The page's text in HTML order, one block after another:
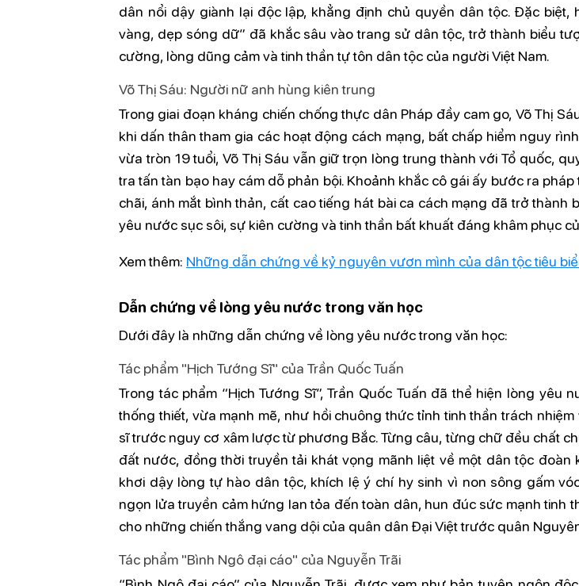
dân nổi dậy giành lại độc lập, khẳng định chủ quyền dân tộc. Đặc biệt,
vàng, dẹp sóng dữ” đã khắc sâu vào trang sử dân tộc, trở thành biểu
cường, lòng dũng cảm và tinh thần tự tôn dân tộc của người Việt Nam.
Võ Thị Sáu: Người nữ anh hùng kiên trung
Trong giai đoạn kháng chiến chống thực dân Pháp đầy cam go, Võ Thị
khi dấn thân tham gia các hoạt động cách mạng, bất chấp hiểm nguy
vừa tròn 19 tuổi, Võ Thị Sáu vẫn giữ trọn lòng trung thành với Tổ quốc,
tra tấn tàn bạo hay cám dỗ phản bội. Khoảnh khắc cô gái ấy bước ra
chãi, ánh mắt bình thản, cất cao tiếng hát bài ca cách mạng đã trở thành
yêu nước sục sôi, sự kiên cường và tinh thần bất khuất đáng khâm phục
Xem thêm: Những dẫn chứng về kỷ nguyên vươn mình của dân tộc tiêu
Dẫn chứng về lòng yêu nước trong văn học
Dưới đây là những dẫn chứng về lòng yêu nước trong văn học:
Tác phẩm "Hịch Tướng Sĩ" của Trần Quốc Tuấn
Trong tác phẩm “Hịch Tướng Sĩ”, Trần Quốc Tuấn đã thể hiện lòng yêu
thống thiết, vừa mạnh mẽ, như hồi chuông thức tỉnh tinh thần trách
sĩ trước nguy cơ xâm lược từ phương Bắc. Từng câu, từng chữ đều chất
đất nước, đồng thời truyền tải khát vọng mãnh liệt về một dân tộc đoàn
khơi dậy lòng tự hào dân tộc, khích lệ ý chí hy sinh vì non sông gấm
ngọn lửa truyền cảm hứng lan tỏa đến toàn dân, hun đúc sức mạnh tinh
cho những chiến thắng vang dội của quân dân Đại Việt trước quân
Tác phẩm "Bình Ngô đại cáo" của Nguyễn Trãi